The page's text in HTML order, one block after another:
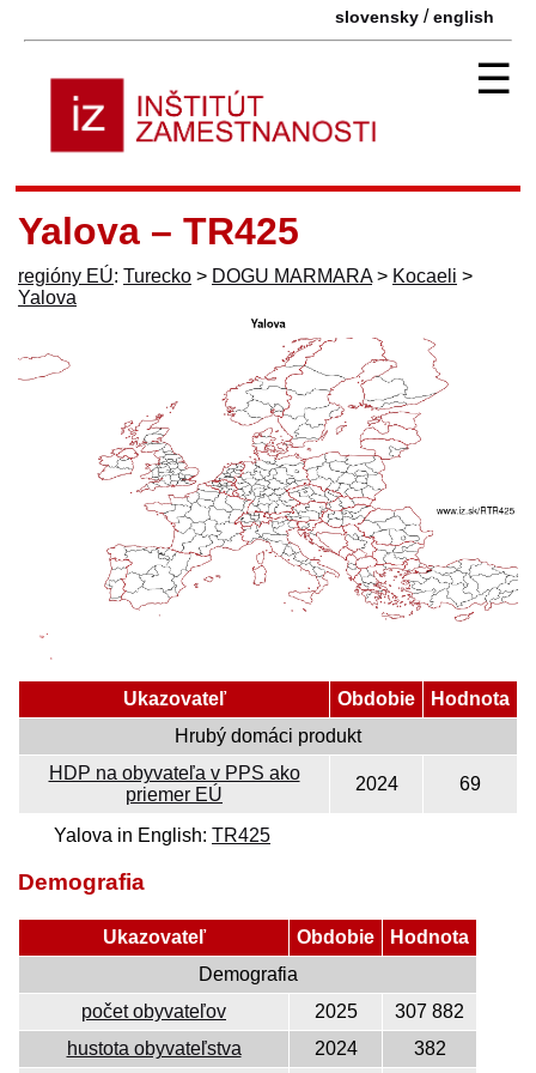
slovensky /english
☰
Yalova – TR425
regióny EÚ: Turecko > DOGU MARMARA> Kocaeli >
Yalova
Ukazovateľ Obdobie
Hodnota
Hrubý domáci produkt
HDP na obyvateľa v PPS ako
priemer EÚ
2024 69
Yalova in English: TR425
Demografia
Ukazovateľ Obdobie
Hodnota
Demografia
počet obyvateľov
2025
307 882
hustota obyvateľstva
2024
382